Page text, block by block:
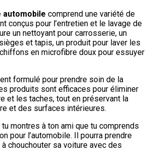
automobile comprend une variété de
conçus pour l’entretien et le lavage de
un nettoyant pour carrosserie, un
et tapis, un produit pour laver les
en microfibre doux pour essuyer
formulé pour prendre soin de la
produits sont efficaces pour éliminer
et les taches, tout en préservant la
et des surfaces intérieures.
montres à ton ami que tu comprends
pour l’automobile. Il pourra prendre
chouchouter sa voiture avec des